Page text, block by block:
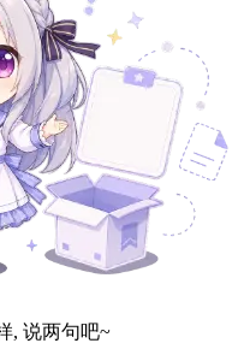
, 说两句吧~